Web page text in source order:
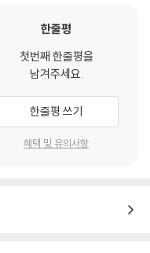
한줄평
첫번째 한줄평을
남겨주세요.
한줄평 쓰기
혜택 및 유의사항